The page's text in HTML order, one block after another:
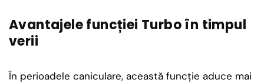
Avantajele funcției Turbo în timpul
verii
În perioadele caniculare, această funcție aduce mai